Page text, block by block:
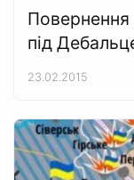
Повернення
під
23.02.2015